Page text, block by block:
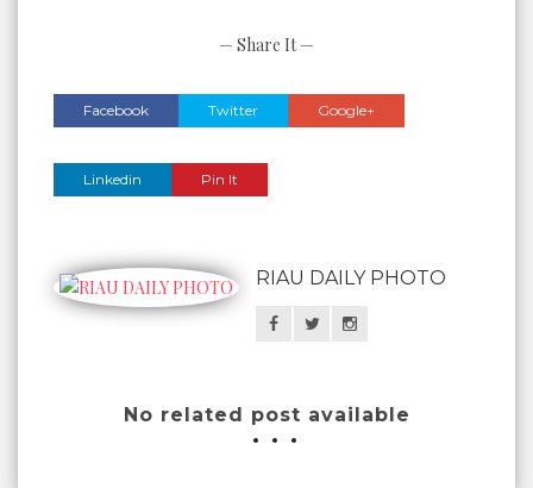
— Share It —
Facebook Twitter Google+
Linkedin Pin It
RIAU DAILY PHOTO
No related post available